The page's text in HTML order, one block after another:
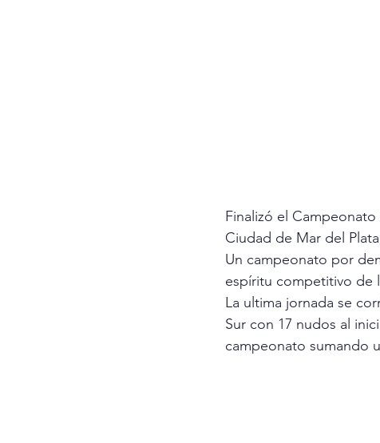
Finalizó el
Ciudad de Mar del
Un campeonato por
espíritu competitivo de
La ultima jornada se
Sur con 17 nudos al
campeonato sumando